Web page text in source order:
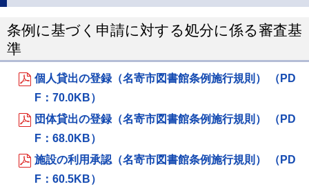
条例に基づく申請に対する処分に係る審査基
準
個人貸出の登録（名寄市図書館条例施行規則） （PD
F：70.0KB）
団体貸出の登録（名寄市図書館条例施行規則） （PD
F：68.0KB）
施設の利用承認（名寄市図書館条例施行規則） （PD
F：60.5KB）